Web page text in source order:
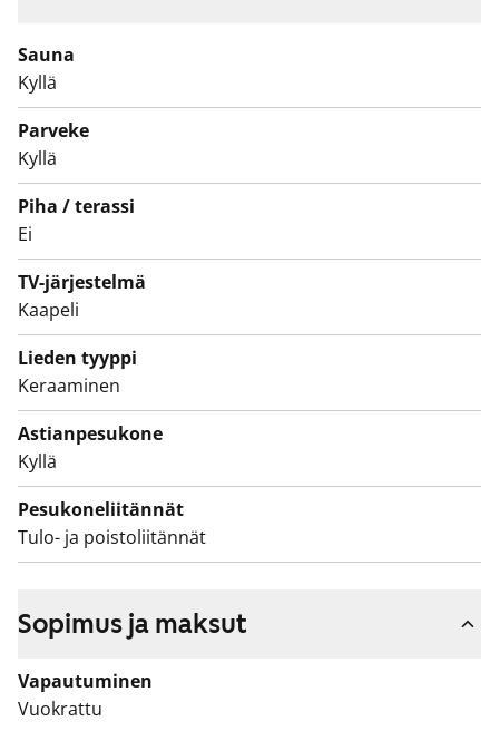
Keittiössä on jää-pakastinkaappi ja nelilevyinen
sähköliesi.
Tulehan tarkemmin tutustumaan paikan päälle!
Hissi ainoastaan portaissa A ja B.
Tämä on valtion tukema Varke-asunto (entinen ARA),
jossa asukasvalinta perustuu asunnon tarpeen
kiireellisyyteen, hakijoiden tuloihin ja varallisuuteen,
sekä asunnon tarpeen syyhyn.
Sauna
Kyllä
Parveke
Kyllä
Piha / terassi
Ei
TV-järjestelmä
Kaapeli
Lieden tyyppi
Keraaminen
Astianpesukone
Kyllä
Pesukoneliitännät
Tulo- ja poistoliitännät
Sopimus ja maksut
Vapautuminen
Vuokrattu